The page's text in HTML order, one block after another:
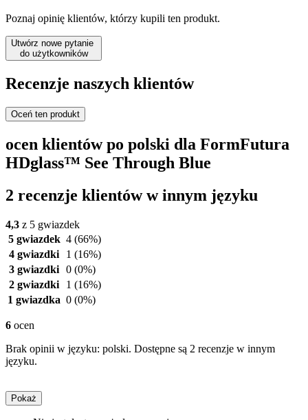
Poznaj opinię klientów, którzy kupili ten produkt.
Utwórz nowe pytanie
do użytkowników
Recenzje naszych klientów
Oceń ten produkt
ocen klientów po polski dla FormFutura
HDglass™ See Through Blue
2 recenzje klientów w innym języku
4,3 z 5 gwiazdek
5 gwiazdek 4 (66%)
4 gwiazdki
1 (16%)
3 gwiazdki 0 (0%)
2 gwiazdki
1 (16%)
1 gwiazdka 0 (0%)
6 ocen
Brak opinii w języku: polski. Dostępne są 2 recenzje w innym
języku.
Pokaż